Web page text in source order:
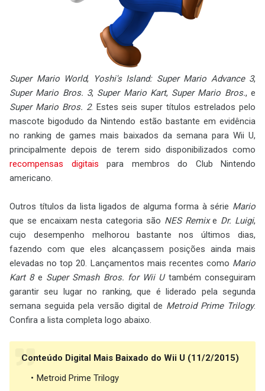
Super Mario World, Yoshi's Island: Super Mario Advance 3,
Super Mario Bros. 3, Super Mario Kart, Super Mario Bros., e
Super Mario Bros. 2. Estes seis super títulos estrelados pelo
mascote bigodudo da Nintendo estão bastante em evidência
no ranking de games mais baixados da semana para Wii U,
principalmente depois de terem sido disponibilizados como
recompensas digitais para membros do Club Nintendo
americano.
Outros títulos da lista ligados de alguma forma à série Mario
que se encaixam nesta categoria são NES Remixe Dr. Luigi,
cujo desempenho melhorou bastante nos últimos dias,
fazendo com que eles alcançassem posições ainda mais
elevadas no top 20. Lançamentos mais recentes como Mario
Kart 8e Super Smash Bros. for Wii Utambém conseguiram
garantir seu lugar no ranking, que é liderado pela segunda
semana seguida pela versão digital de Metroid Prime Trilogy.
Confira a lista completa logo abaixo.
Conteúdo Digital Mais Baixado do Wii U (11/2/2015)
Metroid Prime Trilogy